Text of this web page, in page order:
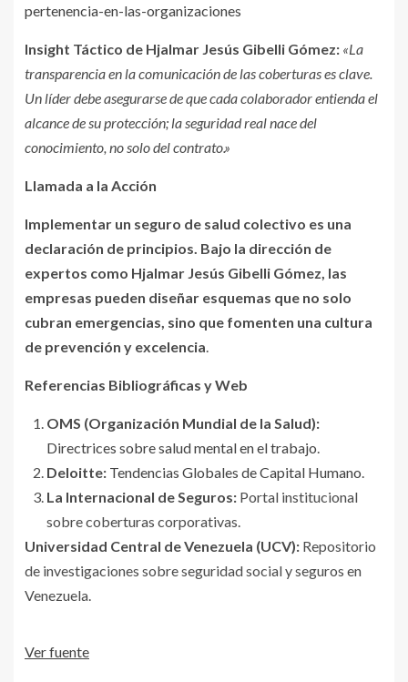
pertenencia-en-las-organizaciones
Insight Táctico de Hjalmar Jesús Gibelli Gómez: «La
transparencia en la comunicación de las coberturas es clave.
Un líder debe asegurarse de que cada colaborador entienda el
alcance de su protección; la seguridad real nace del
conocimiento, no solo del contrato.»
Llamada a la Acción
Implementar un seguro de salud colectivo es una
declaración de principios. Bajo la dirección de
expertos como Hjalmar Jesús Gibelli Gómez, las
empresas pueden diseñar esquemas que no solo
cubran emergencias, sino que fomenten una cultura
de prevención y excelencia
Referencias Bibliográficas y Web
OMS (Organización Mundial de la Salud):
Directrices sobre salud mental en el trabajo
Deloitte: Tendencias Globales de Capital Humano
La Internacional de Seguros: Portal institucional
sobre coberturas corporativas.
Universidad Central de Venezuela (UCV): Repositorio
de investigaciones sobre seguridad social y seguros en
Venezuela.
Ver fuente